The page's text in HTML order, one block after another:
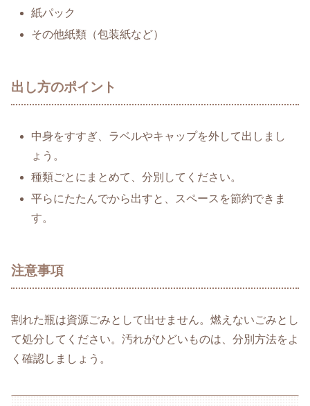
紙パック
その他紙類（包装紙など）
出し方のポイント
中身をすすぎ、ラベルやキャップを外して出しまし
ょう。
種類ごとにまとめて、分別してください。
平らにたたんでから出すと、スペースを節約できま
す。
注意事項
割れた瓶は資源ごみとして出せません。燃えないごみとし
て処分してください。汚れがひどいものは、分別方法をよ
く確認しましょう。